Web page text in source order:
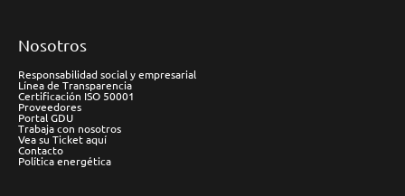
Nosotros
Responsabilidad social y empresarial
Línea de Transparencia
Certificación ISO 50001
Proveedores
Portal GDU
Trabaja con nosotros
Vea su Ticket aquí
Contacto
Política energética